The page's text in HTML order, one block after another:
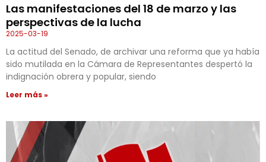
Las manifestaciones del 18 de marzo y las
perspectivas de la lucha
2025-03-19
La actitud del Senado, de archivar una reforma que ya había
sido mutilada en la Cámara de Representantes despertó la
indignación obrera y popular, siendo
Leer más »